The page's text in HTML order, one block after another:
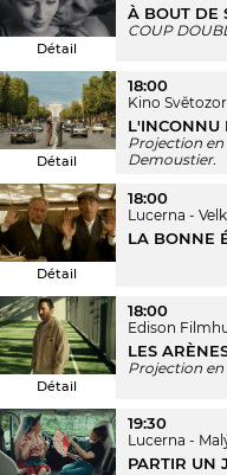
Détail
À BOUT DE
COUP
Détail
18:00
Kino Světozor
L'INCONNU
Projection en
Demoustier.
Détail
18:00
Lucerna -
LA BONNE
Détail
18:00
Edison
LES
Projection en
19:30
Lucerna -
PARTIR UN